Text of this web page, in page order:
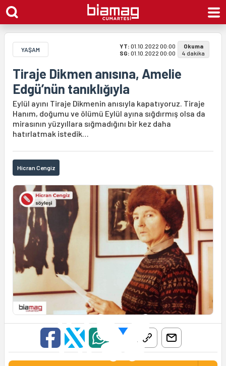
YAŞAM YT: 01.10.2022 00:00
SG: 01.10.2022 00:00
Okuma
4 dakika
Tiraje Dikmen anısına, Amelie
Edgü’nün tanıklığıyla
Eylül ayını Tiraje Dikmenin anısıyla kapatıyoruz. Tiraje
Hanım, doğumu ve ölümü Eylül ayına sığdırmış olsa da
mirasının yüzyıllara sığmadığını bir kez daha
hatırlatmak istedik…
Hicran Cengiz